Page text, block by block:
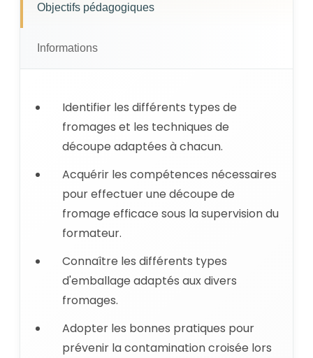
Objectifs pédagogiques
Informations
Identifier les différents types de
fromages et les techniques de
découpe adaptées à chacun.
Acquérir les compétences nécessaires
pour effectuer une découpe de
fromage efficace sous la supervision du
formateur.
Connaître les différents types
d'emballage adaptés aux divers
fromages.
Adopter les bonnes pratiques pour
prévenir la contamination croisée lors